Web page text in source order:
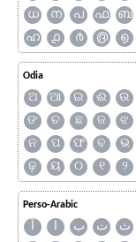
ധ
ന പ ഫ ബ
ഹ
൧ ൪ ൫ ൭
Odia
ଅ ଆ ଇ ଈ ଉ
ଙ
ଚ ଛ ଜ ଝ
ନ
ପ ଫ ବ ଭ
ଢ଼
ୟ ୦ ୧ ୨
Perso-Arabic
آ ا ب ت ث